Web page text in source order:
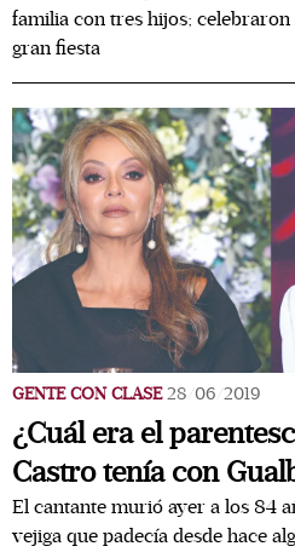
familia con tres hijos;
gran fiesta
GENTE CON CLASE 28/06/2019
¿Cuál era el
Castro tenía con
El cantante murió ayer a los 84
vejiga que padecía desde hace